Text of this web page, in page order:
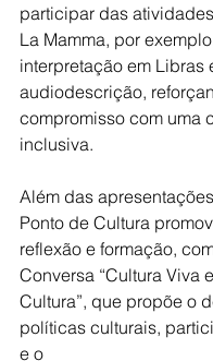
participar das
La Mamma, por
interpretação em Libras
audiodescrição,
compromisso com uma
inclusiva.
Além das
Ponto de Cultura
reflexão e formação,
Conversa “Cultura Viva
Cultura”, que propõe o
políticas culturais,
e o